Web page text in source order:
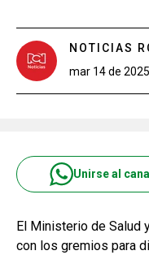
NOTICIAS
mar 14 de 2025
Unirse al
El Ministerio de Salud
con los gremios para